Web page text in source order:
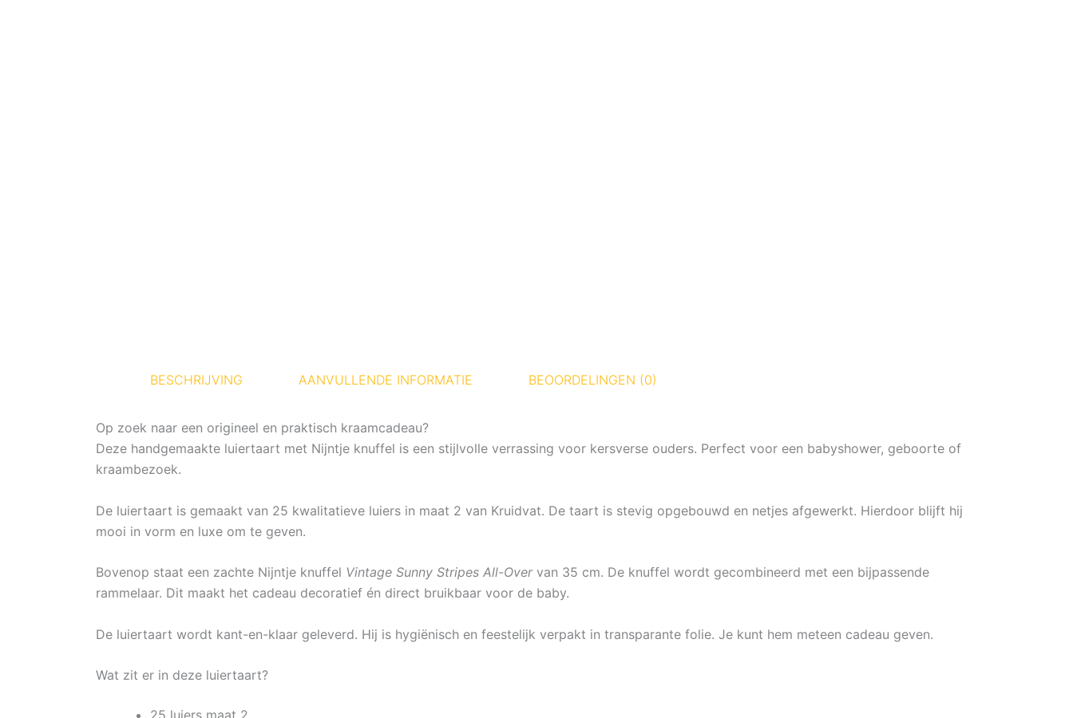
BESCHRIJVING AANVULLENDE INFORMATIE BEOORDELINGEN (0)
Op zoek naar een origineel en praktisch kraamcadeau?
Deze handgemaakte luiertaart met Nijntje knuffel is een stijlvolle verrassing voor kersverse ouders. Perfect voor een babyshower, geboorte of
kraambezoek.
De luiertaart is gemaakt van 25 kwalitatieve luiers in maat 2 van Kruidvat. De taart is stevig opgebouwd en netjes afgewerkt. Hierdoor blijft hij
mooi in vorm en luxe om te geven.
Bovenop staat een zachte Nijntje knuffel Vintage Sunny Stripes All-Overvan 35 cm. De knuffel wordt gecombineerd met een bijpassende
rammelaar. Dit maakt het cadeau decoratief én direct bruikbaar voor de baby.
De luiertaart wordt kant-en-klaar geleverd. Hij is hygiënisch en feestelijk verpakt in transparante folie. Je kunt hem meteen cadeau geven.
Wat zit er in deze luiertaart?